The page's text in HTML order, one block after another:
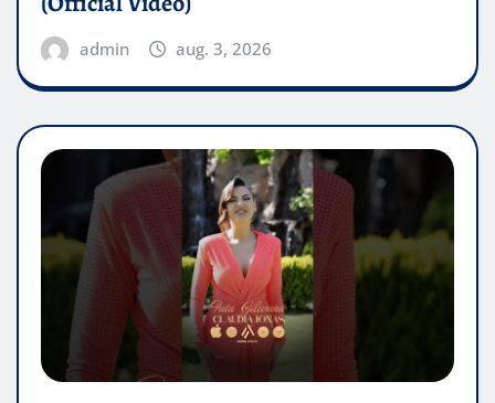
admin aug. 3, 2026